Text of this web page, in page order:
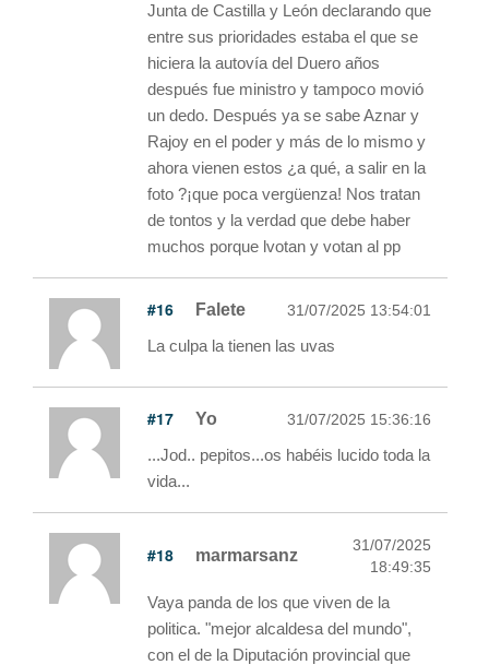
Junta de Castilla y León declarando que
entre sus prioridades estaba el que se
hiciera la autovía del Duero años
después fue ministro y tampoco movió
un dedo. Después ya se sabe Aznar y
Rajoy en el poder y más de lo mismo y
ahora vienen estos ¿a qué, a salir en la
foto ?¡que poca vergüenza! Nos tratan
de tontos y la verdad que debe haber
muchos porque lvotan y votan al pp
#16 Falete 31/07/2025 13:54:01
La culpa la tienen las uvas
#17 Yo 31/07/2025 15:36:16
...Jod.. pepitos...os habéis lucido toda la
vida...
#18 marmarsanz
31/07/2025
18:49:35
Vaya panda de los que viven de la
politica. "mejor alcaldesa del mundo",
con el de la Diputación provincial que